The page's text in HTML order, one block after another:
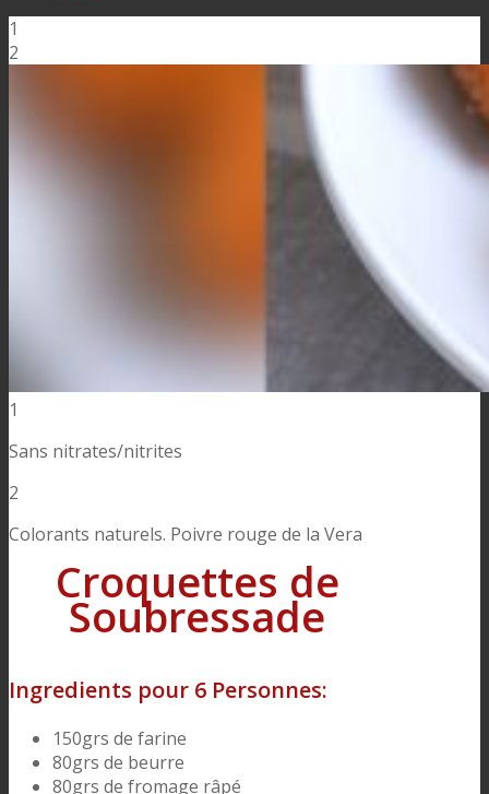
1
2
1
Sans nitrates/nitrites
2
Colorants naturels. Poivre rouge de la Vera
Croquettes de
Soubressade
Ingredients pour 6 Personnes:
150grs de farine
80grs de beurre
80grs de fromage râpé